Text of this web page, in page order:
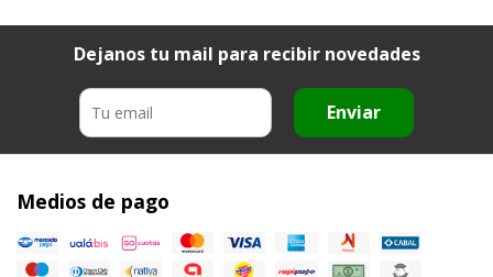
Dejanos tu mail para recibir novedades
Enviar
Medios de pago